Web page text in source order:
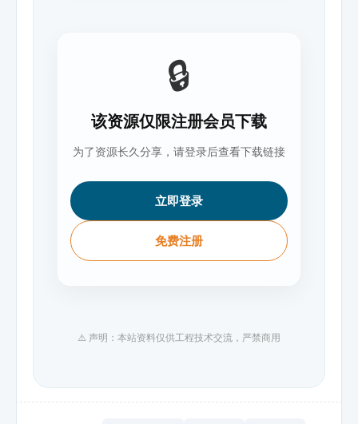
🔒
该资源仅限注册会员下载
为了资源长久分享，请登录后查看下载链接
立即登录
免费注册
⚠️ 声明：本站资料仅供工程技术交流，严禁商用